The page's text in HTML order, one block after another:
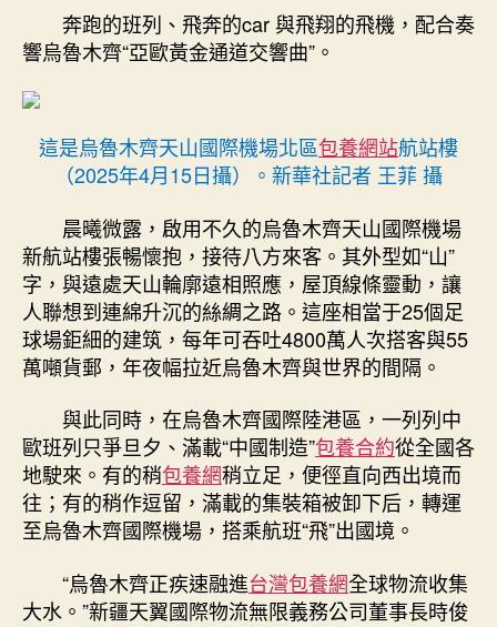
奔跑的班列、飛奔的car 與飛翔的飛機，配合奏
響烏魯木齊“亞歐黃金通道交響曲”。
這是烏魯木齊天山國際機場北區包養網站航站樓
（2025年4月15日攝）。新華社記者 王菲 攝
晨曦微露，啟用不久的烏魯木齊天山國際機場
新航站樓張暢懷抱，接待八方來客。其外型如“山”
字，與遠處天山輪廓遠相照應，屋頂線條靈動，讓
人聯想到連綿升沉的絲綢之路。這座相當于25個足
球場鉅細的建筑，每年可吞吐4800萬人次搭客與55
萬噸貨郵，年夜幅拉近烏魯木齊與世界的間隔。
與此同時，在烏魯木齊國際陸港區，一列列中
歐班列只爭旦夕、滿載“中國制造”包養合約從全國各
地駛來。有的稍包養網稍立足，便徑直向西出境而
往；有的稍作逗留，滿載的集裝箱被卸下后，轉運
至烏魯木齊國際機場，搭乘航班“飛”出國境。
“烏魯木齊正疾速融進台灣包養網全球物流收集
大水。”新疆天翼國際物流無限義務公司董事長時俊